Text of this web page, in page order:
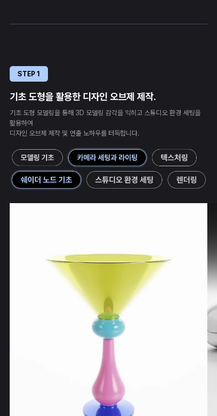
STEP 1
기초 도형을 활용한 디자인 오브제 제작.
기초 도형 모델링을 통해 3D 모델링 감각을 익히고 스튜디오 환경 세팅을
활용하여
디자인 오브제 제작 및 연출 노하우를 터득합니다.